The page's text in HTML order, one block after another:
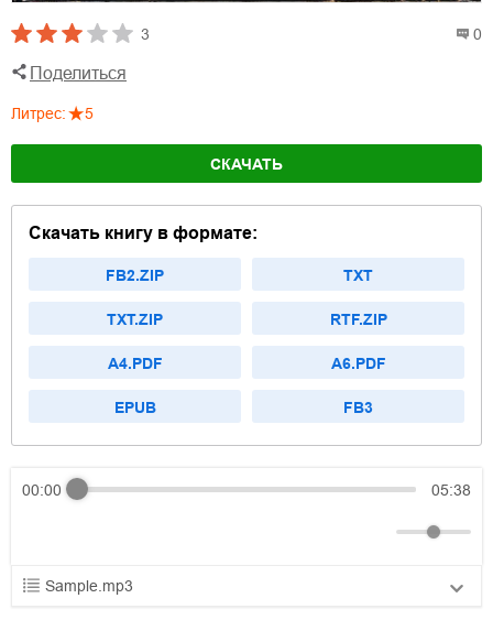
3 0
Поделиться
Литрес: 5
СКАЧАТЬ
Скачать книгу в формате:
FB2.ZIP TXT
TXT.ZIP RTF.ZIP
A4.PDF A6.PDF
EPUB FB3
00:00 05:38
Sample.mp3